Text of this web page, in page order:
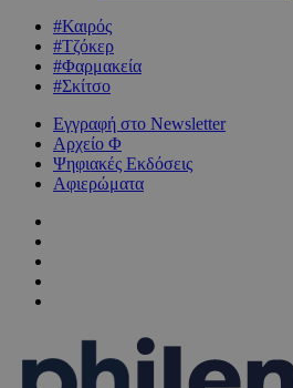
#Καιρός
#Τζόκερ
#Φαρμακεία
#Σκίτσο
Εγγραφή στο Newsletter
Αρχείο Φ
Ψηφιακές Εκδόσεις
Αφιερώματα